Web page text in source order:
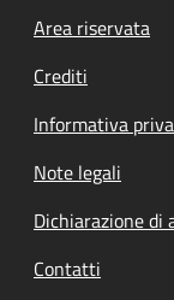
Footer
Area riservata
Crediti
Informativa
Note legali
Dichiarazione di
Contatti